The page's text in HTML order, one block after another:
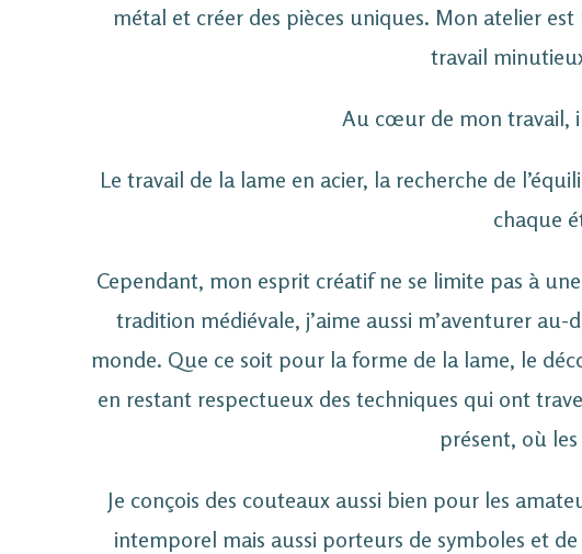
métal et créer des pièces uniques. Mon atelier
travail
Au cœur de mon travail,
Le travail de la lame en acier, la recherche de
chaque
Cependant, mon esprit créatif ne se limite pas à
tradition médiévale, j’aime aussi m’aventurer
monde. Que ce soit pour la forme de la lame, le
en restant respectueux des techniques qui ont
présent, où
Je conçois des couteaux aussi bien pour les
intemporel mais aussi porteurs de symboles et